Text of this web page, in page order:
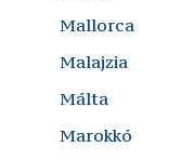
Mallorca
Malajzia
Málta
Marokkó